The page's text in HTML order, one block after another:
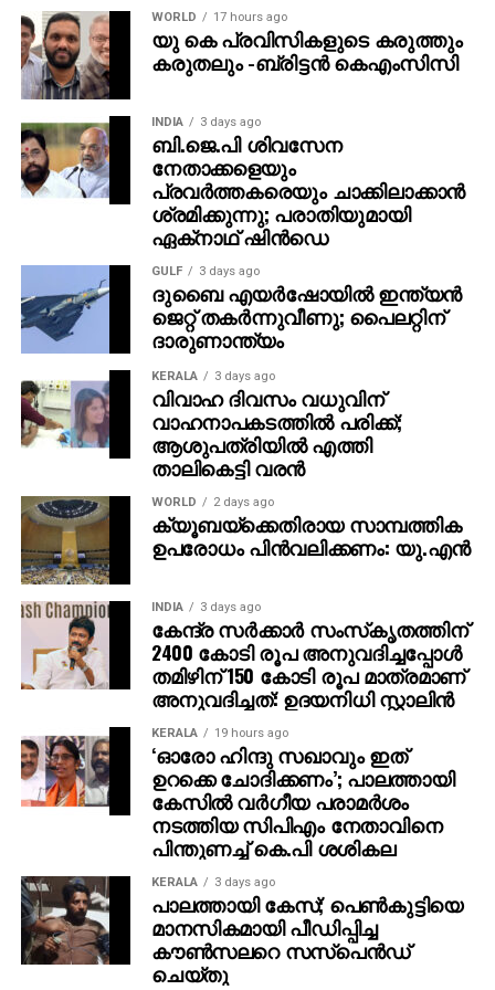
ജോഷിനയുടെ മകളുടെ വിവാഹത്തിന് ഇമ്രാന്‍
സഹായിച്ചിരുന്നതും ഇരുവരും പലപ്പോഴും
കണ്ടുമുട്ടിയതുമാണ് ബന്ധം വളരാന്‍ കാരണമായത്.
നവംബര്‍ 10ന് തന്റെ പേരക്കുട്ടിയുടെ വിവാഹച്ചടങ്ങില്‍
പങ്കെടുക്കാന്‍ ജോഷിന കൊല്‍ക്കത്തയില്‍ നിന്ന്
ആഗ്രയില്‍ എത്തിയിരുന്നു. ഇമ്രാന്റെ വീട്ടിലും അവര്‍
പോയിരുന്നു. ഈ സന്ദര്‍ശനത്തിനിടെയാണ് സ്ത്രീ
ഇമ്രാനോട് വിവാഹതാല്‍പര്യം പ്രകടിപ്പിച്ചതെന്നും
എന്നാല്‍ തനിക്ക് ഭാര്യയും മക്കളുമുള്ളതിനാല്‍
ഇമ്രാന്‍ അത് നിരസിച്ചുവെന്നും പൊലീസ്
വ്യക്തമാക്കി.
നവംബര്‍ 13ന് ജോഷിനയെ കൊല്‍ക്കത്തയിലേക്ക്
മടങ്ങാന്‍ സഹായിക്കുന്നതിനായി ഇരുവരും ഒരുമിച്ച്
യാത്ര തുടങ്ങി. എന്നാല്‍ ഹാഥ്‌റസിലെ നാഗ്ല ഭൂസ്
ട്രൈസെക്ഷനില്‍ ഇറങ്ങിയ ഇമ്രാന്‍ ഇവിടെവച്ച്
സ്ത്രീയെ കഴുത്തുഞെരിച്ച് കൊലപ്പെടുത്തിയതായും
വസ്ത്രങ്ങള്‍ കീറിമുറിച്ച് മറ്റൊരാളുടെ ആക്രമണമായി
തോന്നിക്കാന്‍ ശ്രമിച്ചതായും ഇയാള്‍ സമ്മതിച്ചു.
WORLD 17 hours ago
യു കെ പ്രവിസികളുടെ കരുത്തും
കരുതലും -ബ്രിട്ടൻ കെഎംസിസി
INDIA 3 days ago
ബി.ജെ.പി ശിവസേന
നേതാക്കളെയും
പ്രവര്‍ത്തകരെയും ചാക്കിലാക്കാന്‍
ശ്രമിക്കുന്നു; പരാതിയുമായി
ഏക്‌നാഥ് ഷിന്‍ഡെ
GULF 3 days ago
ദുബൈ എയര്‍ഷോയില്‍ ഇന്ത്യന്‍
ജെറ്റ് തകര്‍ന്നുവീണു; പൈലറ്റിന്
ദാരുണാന്ത്യം
KERALA 3 days ago
വിവാഹ ദിവസം വധുവിന്
വാഹനാപകടത്തില്‍ പരിക്ക്;
ആശുപത്രിയില്‍ എത്തി
താലികെട്ടി വരന്‍
WORLD 2 days ago
ക്യൂബയ്ക്കെതിരായ സാമ്പത്തിക
ഉപരോധം പിന്‍വലിക്കണം: യു.എന്‍
INDIA 3 days ago
കേന്ദ്ര സര്‍ക്കാര്‍ സംസ്‌കൃതത്തിന്
2400 കോടി രൂപ അനുവദിച്ചപ്പോള്‍
തമിഴിന് 150 കോടി രൂപ മാത്രമാണ്
അനുവദിച്ചത്: ഉദയനിധി സ്റ്റാലിന്‍
KERALA 19 hours ago
‘ഓരോ ഹിന്ദു സഖാവും ഇത്
ഉറക്കെ ചോദിക്കണം’; പാലത്തായി
കേസിൽ വർഗീയ പരാമർശം
നടത്തിയ സിപിഎം നേതാവിനെ
പിന്തുണച്ച് കെ.പി ശശികല
KERALA 3 days ago
പാലത്തായി കേസ്; പെൺകുട്ടിയെ
മാനസികമായി പീഡിപ്പിച്ച
കൗൺസലറെ സസ്പെൻഡ്
ചെയ്തു